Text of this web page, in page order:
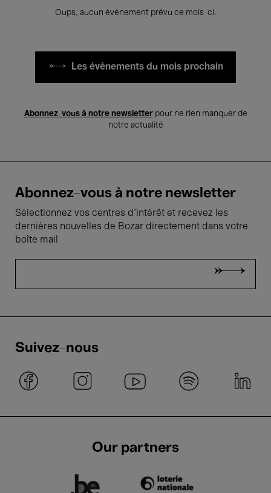
Oups, aucun événement prévu ce mois-ci.
Les événements du mois prochain
Abonnez-vous à notre newsletterpour ne rien manquer de
notre actualité
Abonnez-vous à notre newsletter
Sélectionnez vos centres d'intérêt et recevez les
dernières nouvelles de Bozar directement dans votre
boîte mail
Suivez-nous
Our partners